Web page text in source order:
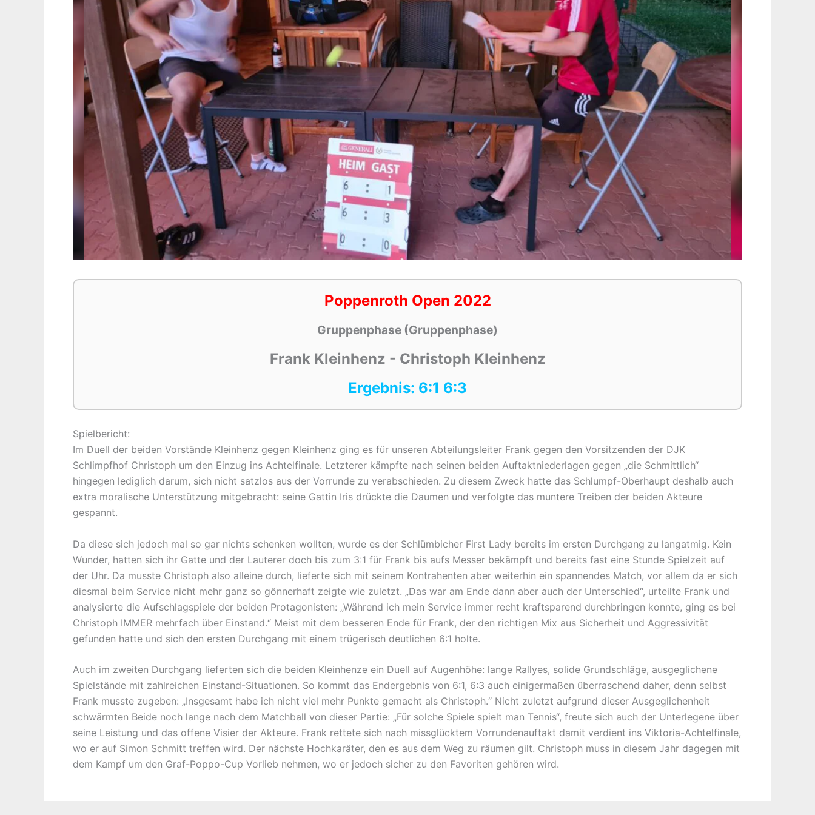
Poppenroth Open 2022
Gruppenphase (Gruppenphase)
Frank Kleinhenz - Christoph Kleinhenz
Ergebnis: 6:1 6:3
Spielbericht:
Im Duell der beiden Vorstände Kleinhenz gegen Kleinhenz ging es für unseren Abteilungsleiter Frank gegen den Vorsitzenden der DJK
Schlimpfhof Christoph um den Einzug ins Achtelfinale. Letzterer kämpfte nach seinen beiden Auftaktniederlagen gegen „die Schmittlich“
hingegen lediglich darum, sich nicht satzlos aus der Vorrunde zu verabschieden. Zu diesem Zweck hatte das Schlumpf-Oberhaupt deshalb auch
extra moralische Unterstützung mitgebracht: seine Gattin Iris drückte die Daumen und verfolgte das muntere Treiben der beiden Akteure
gespannt.
Da diese sich jedoch mal so gar nichts schenken wollten, wurde es der Schlümbicher First Lady bereits im ersten Durchgang zu langatmig. Kein
Wunder, hatten sich ihr Gatte und der Lauterer doch bis zum 3:1 für Frank bis aufs Messer bekämpft und bereits fast eine Stunde Spielzeit auf
der Uhr. Da musste Christoph also alleine durch, lieferte sich mit seinem Kontrahenten aber weiterhin ein spannendes Match, vor allem da er sich
diesmal beim Service nicht mehr ganz so gönnerhaft zeigte wie zuletzt. „Das war am Ende dann aber auch der Unterschied“, urteilte Frank und
analysierte die Aufschlagspiele der beiden Protagonisten: „Während ich mein Service immer recht kraftsparend durchbringen konnte, ging es bei
Christoph IMMER mehrfach über Einstand.“ Meist mit dem besseren Ende für Frank, der den richtigen Mix aus Sicherheit und Aggressivität
gefunden hatte und sich den ersten Durchgang mit einem trügerisch deutlichen 6:1 holte.
Auch im zweiten Durchgang lieferten sich die beiden Kleinhenze ein Duell auf Augenhöhe: lange Rallyes, solide Grundschläge, ausgeglichene
Spielstände mit zahlreichen Einstand-Situationen. So kommt das Endergebnis von 6:1, 6:3 auch einigermaßen überraschend daher, denn selbst
Frank musste zugeben: „Insgesamt habe ich nicht viel mehr Punkte gemacht als Christoph.“ Nicht zuletzt aufgrund dieser Ausgeglichenheit
schwärmten Beide noch lange nach dem Matchball von dieser Partie: „Für solche Spiele spielt man Tennis“, freute sich auch der Unterlegene über
seine Leistung und das offene Visier der Akteure. Frank rettete sich nach missglücktem Vorrundenauftakt damit verdient ins Viktoria-Achtelfinale,
wo er auf Simon Schmitt treffen wird. Der nächste Hochkaräter, den es aus dem Weg zu räumen gilt. Christoph muss in diesem Jahr dagegen mit
dem Kampf um den Graf-Poppo-Cup Vorlieb nehmen, wo er jedoch sicher zu den Favoriten gehören wird.